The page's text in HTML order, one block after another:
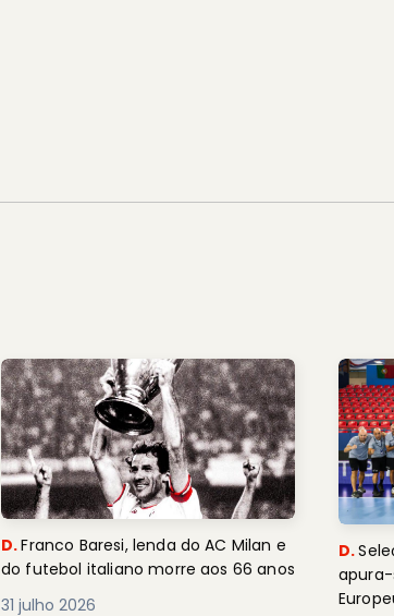
D.Franco Baresi, lenda do AC Milan e
do futebol italiano morre aos 66 anos
31 julho 2026
D.